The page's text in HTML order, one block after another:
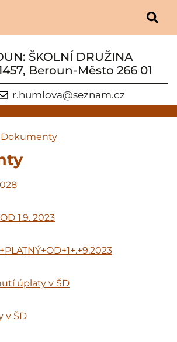
ŠKOLNÍ DRUŽINA
Beroun-Město 266 01
r.humlova@seznam.cz
Dokumenty
1.9. 2023
úplaty v ŠD
v ŠD